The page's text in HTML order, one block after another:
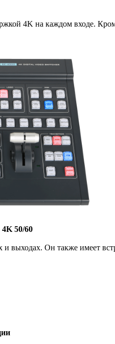
4K на каждом входе.
50/60
выходах. Он также имеет